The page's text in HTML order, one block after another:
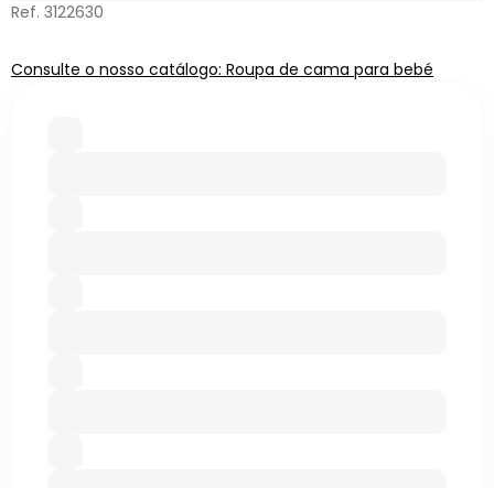
Ref. 3122630
Consulte o nosso catálogo: Roupa de cama para bebé